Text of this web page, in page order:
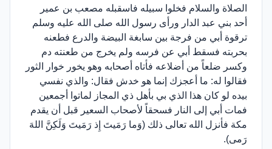
الصلاة والسلام فخلوا سبيله فاسقبله مصعب بن عمير
أحد بني عبد الدار ورأى رسول الله صلى الله عليه وسلم
ترقوة أبي من فرجة بين سابغة البيضة والدرع فطعنه
بحربته فسقط أبي عن فرسه ولم يخرج من طعنته دم
وكسر ضلعاً من أضلاعه فأتاه أصحابه وهو يخور خوار الثور
فقالوا له: ما أعجزك إنما هو خدش فقال: والذي نفسي
بيده لو كان هذا الذي بي بأهل ذي المجاز لماتوا أجمعين
فمات أبي إلى النار فسحقاً لأصحاب السعير قبل أن يقدم
مكة فأنزل الله تعالى ذلك (وَما رَمَيتَ إِذ رَمَيتَ وَلَكِنَّ اللهَ
رَمى).